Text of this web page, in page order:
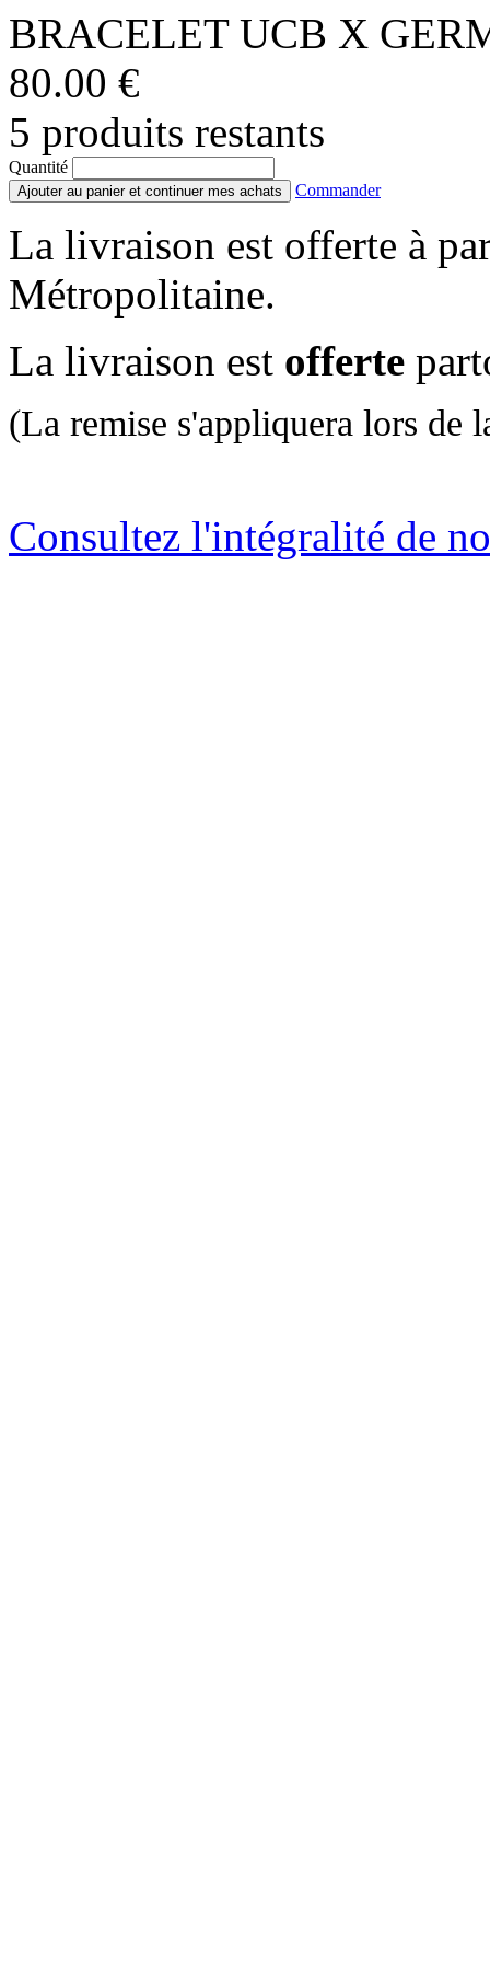
BRACELET UCB X
80.00 €
5 produits restants
Quantité
Ajouter au panier et continuer mes achats Commander
La livraison est offerte à
Métropolitaine.
La livraison est offerte
(La remise s'appliquera lors de
Consultez l'intégralité de